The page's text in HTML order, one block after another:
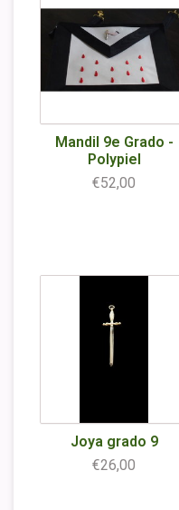
Mandil 9e Grado -
Polypiel
€52,00
Joya grado 9
€26,00